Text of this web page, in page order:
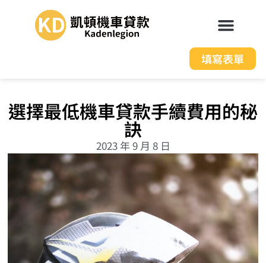
填寫表單
選擇最低機車貸款手續費用的秘
訣
2023 年 9 月 8 日